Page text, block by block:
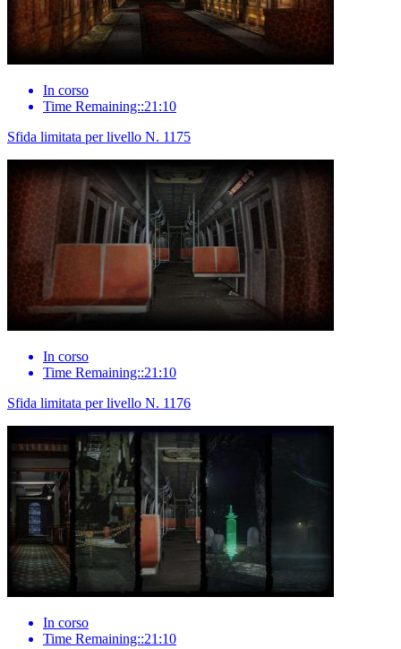
In corso
Time Remaining::21:10
Sfida limitata per livello N. 1175
In corso
Time Remaining::21:10
Sfida limitata per livello N. 1176
In corso
Time Remaining::21:10